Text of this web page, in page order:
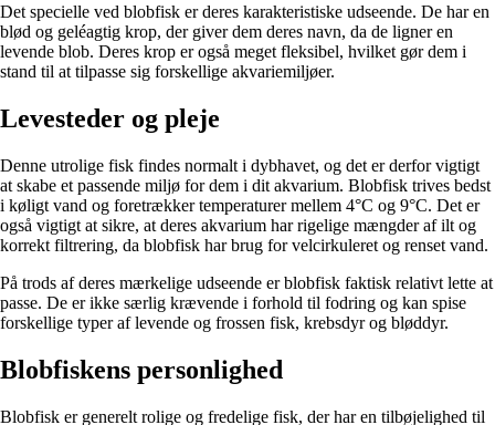
Det specielle ved blobfisk er deres karakteristiske udseende. De har en
blød og geléagtig krop, der giver dem deres navn, da de ligner en
levende blob. Deres krop er også meget fleksibel, hvilket gør dem i
stand til at tilpasse sig forskellige akvariemiljøer.
Levesteder og pleje
Denne utrolige fisk findes normalt i dybhavet, og det er derfor vigtigt
at skabe et passende miljø for dem i dit akvarium. Blobfisk trives bedst
i køligt vand og foretrækker temperaturer mellem 4°C og 9°C. Det er
også vigtigt at sikre, at deres akvarium har rigelige mængder af ilt og
korrekt filtrering, da blobfisk har brug for velcirkuleret og renset vand.
På trods af deres mærkelige udseende er blobfisk faktisk relativt lette at
passe. De er ikke særlig krævende i forhold til fodring og kan spise
forskellige typer af levende og frossen fisk, krebsdyr og bløddyr.
Blobfiskens personlighed
Blobfisk er generelt rolige og fredelige fisk, der har en tilbøjelighed til